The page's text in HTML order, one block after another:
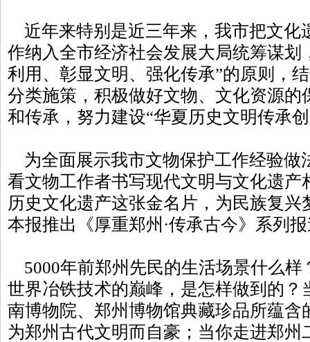
近年来特别是近三年来，我市把文化
作纳入全市经济社会发展大局统筹谋划
利用、彰显文明、强化传承”的原则，
分类施策，积极做好文物、文化资源的
和传承，努力建设“华夏历史文明传承
为全面展示我市文物保护工作经验做
看文物工作者书写现代文明与文化遗产
历史文化遗产这张金名片，为民族复
本报推出《厚重郑州·传承古今》系列
5000年前郑州先民的生活场景什么样
世界冶铁技术的巅峰，是怎样做到的？
南博物院、郑州博物馆典藏珍品所蕴含
为郑州古代文明而自豪；当你走进郑